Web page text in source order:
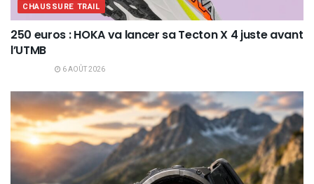
CHAUSSURE TRAIL
250 euros : HOKA va lancer sa Tecton X 4 juste avant
l’UTMB
6 AOÛT 2026